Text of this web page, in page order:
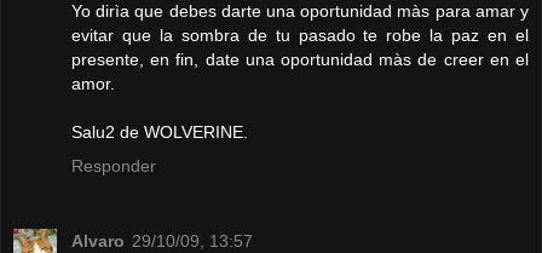
Yo dirìa que debes darte una oportunidad màs para amar y
evitar que la sombra de tu pasado te robe la paz en el
presente, en fin, date una oportunidad màs de creer en el
amor.
Salu2 de WOLVERINE.
Responder
Alvaro 29/10/09, 13:57